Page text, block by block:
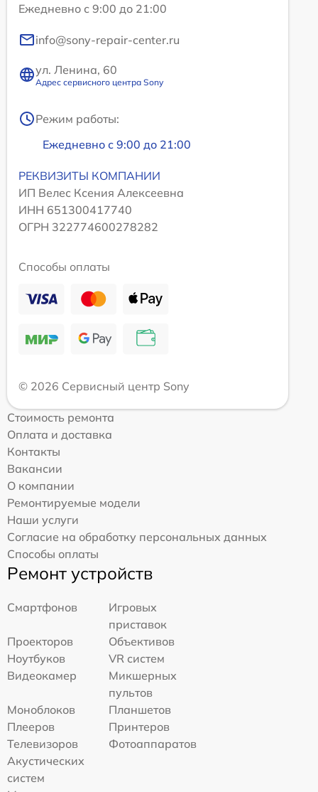
Ежедневно с 9:00 до 21:00
info@sony-repair-center.ru
ул. Ленина, 60
Адрес сервисного центра Sony
Режим работы:
Ежедневно с 9:00 до 21:00
РЕКВИЗИТЫ КОМПАНИИ
ИП Велес Ксения Алексеевна
ИНН 651300417740
ОГРН 322774600278282
Способы оплаты
© 2026 Сервисный центр Sony
Стоимость ремонта
Оплата и доставка
Контакты
Вакансии
О компании
Ремонтируемые модели
Наши услуги
Согласие на обработку персональных данных
Способы оплаты
Ремонт устройств
Смартфонов
Игровых
приставок
Проекторов
Объективов
Ноутбуков
VR систем
Видеокамер
Микшерных
пультов
Моноблоков
Планшетов
Плееров
Принтеров
Телевизоров
Фотоаппаратов
Акустических
систем